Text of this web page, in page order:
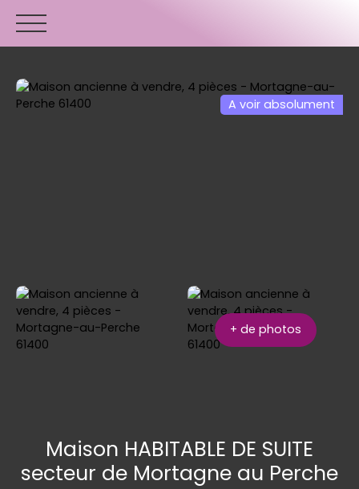
A voir absolument
+ de photos
Maison HABITABLE DE SUITE
secteur de Mortagne au Perche